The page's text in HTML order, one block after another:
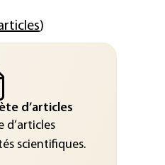
)
d’articles
d’articles
scientifiques.